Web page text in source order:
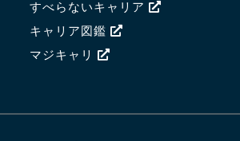
すべらないキャリア
キャリア図鑑
マジキャリ